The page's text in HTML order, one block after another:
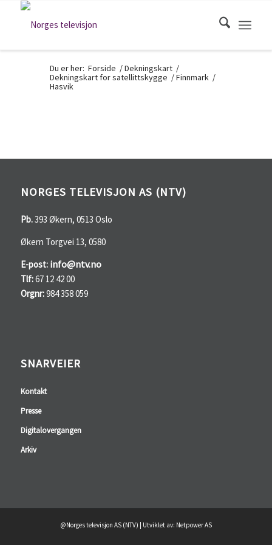
Du er her: Forside /Dekningskart /
Dekningskart for satellittskygge /Finnmark /
Hasvik
NORGES TELEVISJON AS (NTV)
Pb.393 Økern, 0513 Oslo
Økern Torgvei 13, 0580
E-post: info@ntv.no
Tlf:67 12 42 00
Orgnr:984 358 059
SNARVEIER
Kontakt
Presse
Digitalovergangen
Arkiv
@Norges televisjon AS (NTV) | Utviklet av: Netpower AS